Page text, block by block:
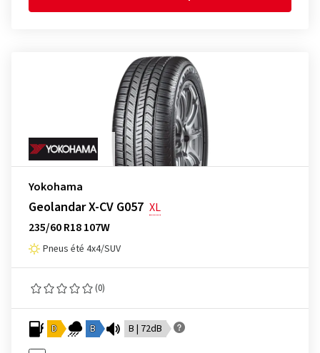
Yokohama
Geolandar X-CV G057 XL
235/60 R18 107W
Pneus été 4x4/SUV
(0)
D B B | 72dB